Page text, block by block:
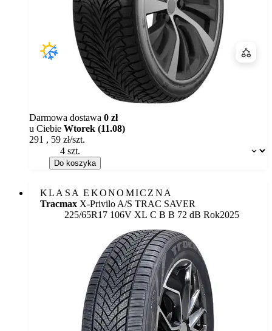
Dostępność:
Darmowa dostawa 0 zł
u Ciebie Wtorek (11.08)
291 , 59 zł/szt.
Do koszyka
KLASA EKONOMICZNA
Tracmax X-Privilo A/S TRAC SAVER
225/65R17 106V XL Etykieta:
C B B 72 dB Rok2025